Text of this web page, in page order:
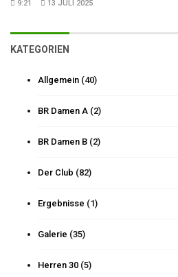
9:21 13 JULI 2025
KATEGORIEN
Allgemein (40)
BR Damen A (2)
BR Damen B (2)
Der Club (82)
Ergebnisse (1)
Galerie (35)
Herren 30 (5)